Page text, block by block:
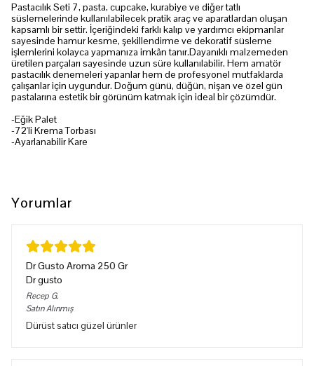
Pastacılık Seti 7, pasta, cupcake, kurabiye ve diğer tatlı
süslemelerinde kullanılabilecek pratik araç ve aparatlardan oluşan
kapsamlı bir settir. İçeriğindeki farklı kalıp ve yardımcı ekipmanlar
sayesinde hamur kesme, şekillendirme ve dekoratif süsleme
işlemlerini kolayca yapmanıza imkân tanır.Dayanıklı malzemeden
üretilen parçaları sayesinde uzun süre kullanılabilir. Hem amatör
pastacılık denemeleri yapanlar hem de profesyonel mutfaklarda
çalışanlar için uygundur. Doğum günü, düğün, nişan ve özel gün
pastalarına estetik bir görünüm katmak için ideal bir çözümdür.
-Eğik Palet
-72'li Krema Torbası
-Ayarlanabilir Kare
Yorumlar
Dr Gusto Aroma 250 Gr
Dr gusto
Recep G.
Satın Alınmış
Dürüst satıcı güzel ürünler